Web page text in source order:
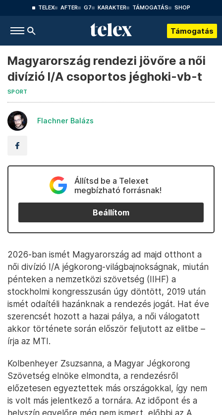
TELEX AFTER G7 KARAKTER TÁMOGATÁS SHOP
Támogatás
Magyarország rendezi jövőre a női
divízió I/A csoportos jéghoki-vb-t
SPORT
Flachner Balázs
Állítsd be a Telexet
megbízható forrásnak!
Beállítom
2026-ban ismét Magyarország ad majd otthont a
női divízió I/A jégkorong-világbajnokságnak, miután
pénteken a nemzetközi szövetség (IIHF) a
stockholmi kongresszusán úgy döntött, 2019 után
ismét odaítéli hazánknak a rendezés jogát. Hat éve
szerencsét hozott a hazai pálya, a női válogatott
akkor története során először feljutott az elitbe –
írja az MTI.
Kolbenheyer Zsuzsanna, a Magyar Jégkorong
Szövetség elnöke elmondta, a rendezésről
előzetesen egyeztettek más országokkal, így nem
is volt más jelentkező a tornára. Az időpont és a
helyszín egyelőre még nem ismert, előbbi az A